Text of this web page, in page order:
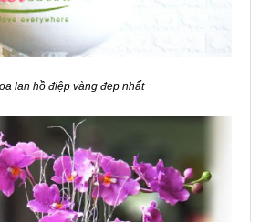
lan hồ điệp vàng đẹp nhất